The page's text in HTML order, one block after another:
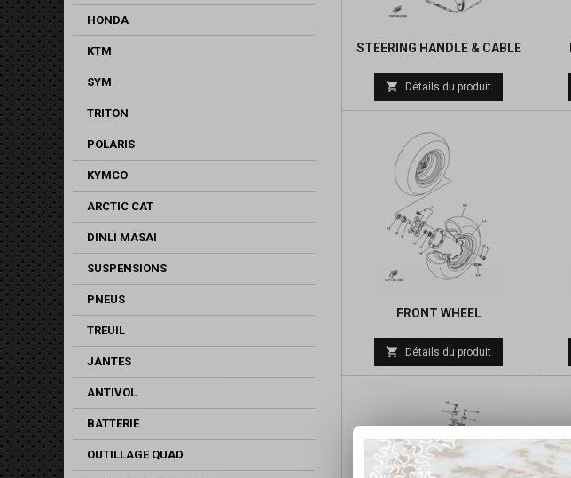
HONDA
KTM
SYM
TRITON
POLARIS
KYMCO
ARCTIC CAT
DINLI MASAI
SUSPENSIONS
PNEUS
TREUIL
JANTES
ANTIVOL
BATTERIE
OUTILLAGE QUAD
STEERING HANDLE & CABLE
Prix
de
 Détails du produit
FRONT WHEEL
 Détails du produit